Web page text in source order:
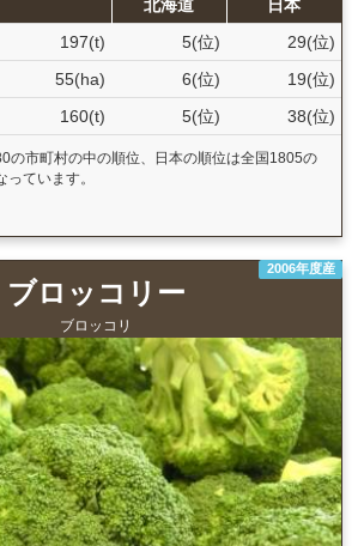
北海道
日本
197(t) 5(位)
29(位)
55(ha) 6(位)
19(位)
160(t) 5(位) 38(位)
の市町村の中の順位、日本の順位は全国1805の
ています。
2006年度産
ブロッコリー
ブロッコリ